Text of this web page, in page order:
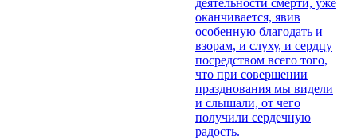
оканчивается, явив
особенную благодать и
взорам, и слуху, и сердцу
посредством всего того,
что при совершении
празднования мы видели
и слышали, от чего
получили сердечную
радость.